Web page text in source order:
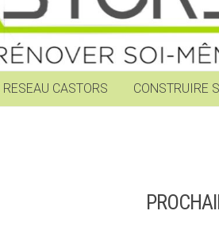
RESEAU CASTORS CONSTRUIRE